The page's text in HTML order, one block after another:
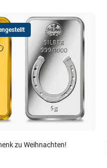
zu Weihnachten!